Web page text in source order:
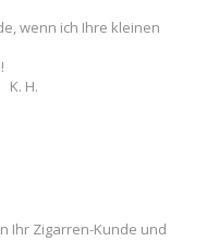
wenn ich Ihre kleinen
H.
Ihr Zigarren-Kunde und